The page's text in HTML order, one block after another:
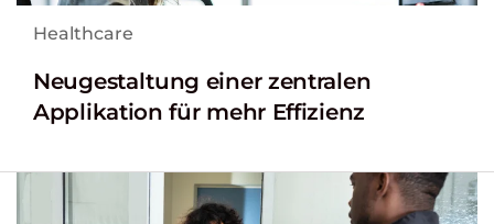
Healthcare
Neugestaltung einer zentralen
Applikation für mehr Effizienz